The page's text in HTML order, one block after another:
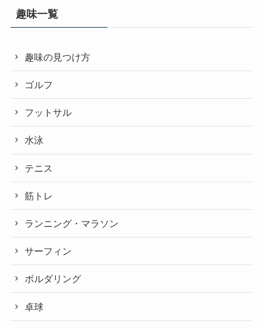
趣味一覧
趣味の見つけ方
ゴルフ
フットサル
水泳
テニス
筋トレ
ランニング・マラソン
サーフィン
ボルダリング
卓球